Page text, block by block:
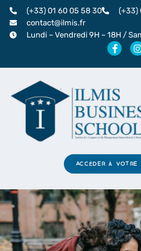
Aller
au
contenu
(+33) 01 60 05 58 30
(+33)
contact@ilmis.fr
Lundi – Vendredi 9H – 18H /
F
a
o
o
k
-
f
I
a
ACCÉDER À VOTRE